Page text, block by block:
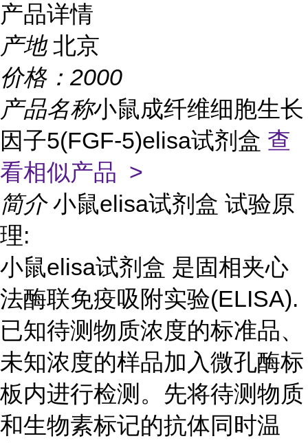
产品详情
产地 北京
价格： 2000
产品名称小鼠成纤维细胞生长
因子5(FGF-5)elisa试剂盒 查
看相似产品 >
简介 小鼠elisa试剂盒 试验原
理:
小鼠elisa试剂盒 是固相夹心
法酶联免疫吸附实验(ELISA).
已知待测物质浓度的标准品、
未知浓度的样品加入微孔酶标
板内进行检测。先将待测物质
和生物素标记的抗体同时温